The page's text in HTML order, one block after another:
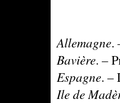
Allemagne.
Bavière. –
Espagne. –
Ile de